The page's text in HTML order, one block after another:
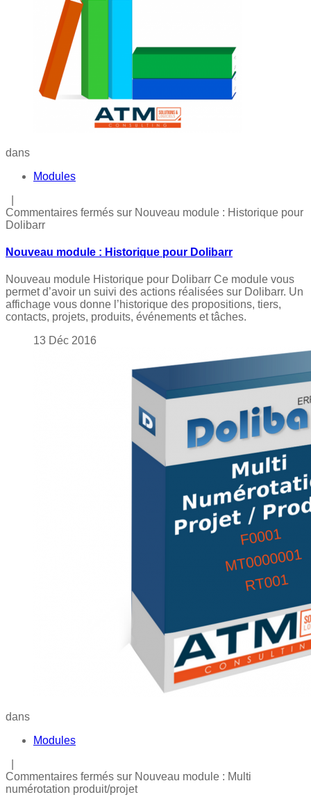
dans
Modules
Commentaires fermés sur Nouveau module : Historique pour
Dolibarr
Nouveau module : Historique pour Dolibarr
Nouveau module Historique pour Dolibarr Ce module vous
permet d’avoir un suivi des actions réalisées sur Dolibarr. Un
affichage vous donne l’historique des propositions, tiers,
contacts, projets, produits, événements et tâches.
13 Déc 2016
dans
Modules
Commentaires fermés sur Nouveau module : Multi
numérotation produit/projet